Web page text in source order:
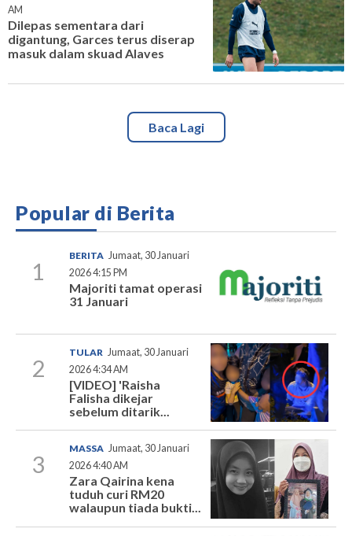
AM
Dilepas sementara dari
digantung, Garces terus diserap
masuk dalam skuad Alaves
Baca Lagi
Popular di Berita
1
BERITA Jumaat, 30 Januari
2026 4:15 PM
Majoriti tamat operasi
31 Januari
2
TULAR Jumaat, 30 Januari
2026 4:34 AM
[VIDEO] 'Raisha
Falisha dikejar
sebelum ditarik...
3
MASSA Jumaat, 30 Januari
2026 4:40 AM
Zara Qairina kena
tuduh curi RM20
walaupun tiada bukti...